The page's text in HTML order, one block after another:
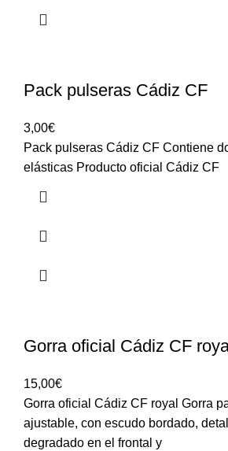
Pack pulseras Cádiz CF
3,00€
Pack pulseras Cádiz CF Contiene
elásticas Producto oficial Cádiz CF
Gorra oficial Cádiz CF
15,00€
Gorra oficial Cádiz CF royal Gorra
ajustable, con escudo bordado,
degradado en el frontal y